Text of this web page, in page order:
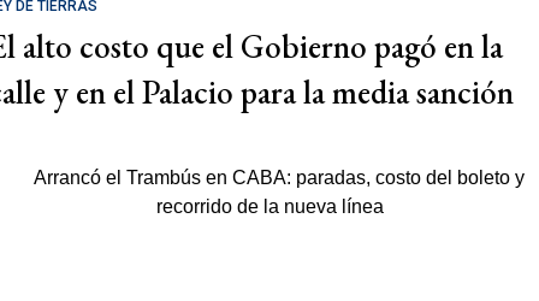
DE TIERRAS
alto costo que el Gobierno pagó en la
y en el Palacio para la media sanción